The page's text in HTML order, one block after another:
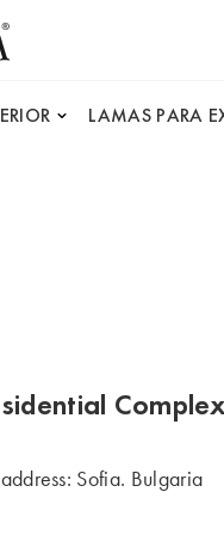
LAMAS PARA
Sofia. Bulgaria